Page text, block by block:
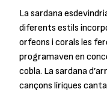
La sardana
diferents estils
orfeons i corals les
programaven en
cobla. La sardana
cançons líriques